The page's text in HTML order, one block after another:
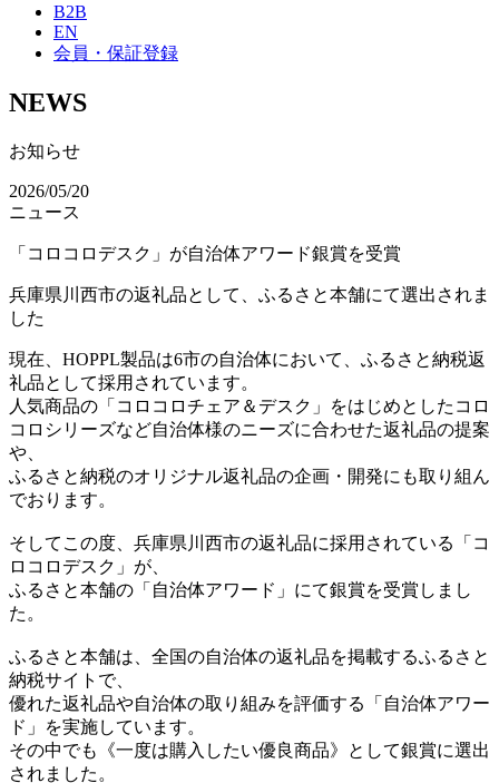
B2B
EN
会員・保証登録
NEWS
お知らせ
2026/05/20
ニュース
「コロコロデスク」が自治体アワード銀賞を受賞
兵庫県川西市の返礼品として、ふるさと本舗にて選出されま
した
現在、HOPPL製品は6市の自治体において、ふるさと納税返
礼品として採用されています。
人気商品の「コロコロチェア＆デスク」をはじめとしたコロ
コロシリーズなど自治体様のニーズに合わせた返礼品の提案
や、
ふるさと納税のオリジナル返礼品の企画・開発にも取り組ん
でおります。
そしてこの度、兵庫県川西市の返礼品に採用されている「コ
ロコロデスク」が、
ふるさと本舗の「自治体アワード」にて銀賞を受賞しまし
た。
ふるさと本舗は、全国の自治体の返礼品を掲載するふるさと
納税サイトで、
優れた返礼品や自治体の取り組みを評価する「自治体アワー
ド」を実施しています。
その中でも《一度は購入したい優良商品》として銀賞に選出
されました。